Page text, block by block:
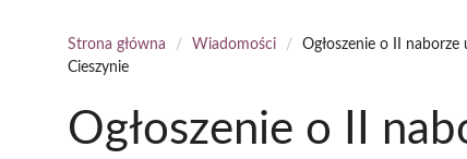
Strona główna / Wiadomości /
Ogłoszenie o II
Cieszynie
Ogłoszenie o II